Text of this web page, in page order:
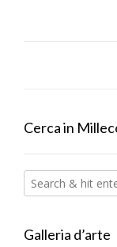
Cerca in
Galleria d’arte